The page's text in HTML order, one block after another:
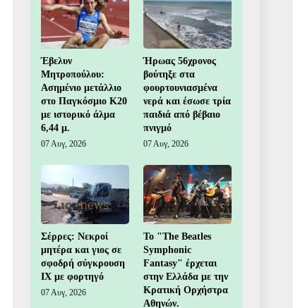
Έβελυν
Μητροπούλου:
Ασημένιο μετάλλιο
στο Παγκόσμιο Κ20
με ιστορικό άλμα
6,44 μ.
07 Αυγ, 2026
Ήρωας 56χρονος
βούτηξε στα
φουρτουνιασμένα
νερά και έσωσε τρία
παιδιά από βέβαιο
πνιγμό
07 Αυγ, 2026
Σέρρες: Νεκροί
μητέρα και γιος σε
σφοδρή σύγκρουση
ΙΧ με φορτηγό
07 Αυγ, 2026
Το "The Beatles
Symphonic
Fantasy" έρχεται
στην Ελλάδα με την
Κρατική Ορχήστρα
Αθηνών.